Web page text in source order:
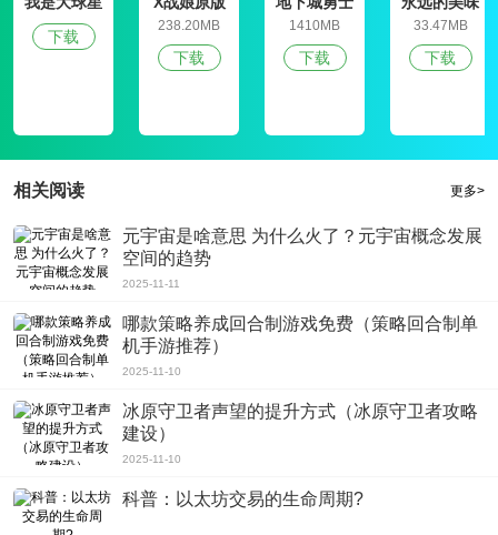
3、脱下铠甲，享受家庭幸福。培养孩子，分隔都城;搜索广场城市，结交美女!
下载
238.20MB
下载
官网版
1410MB
下载
星球4破解版
33.47MB
下载
相关阅读 更多>
元宇宙是啥意思 为什么火了？元宇宙概念发展
空间的趋势
2025-11-11
哪款策略养成回合制游戏免费（策略回合制单
机手游推荐）
2025-11-10
冰原守卫者声望的提升方式（冰原守卫者攻略
建设）
2025-11-10
科普：以太坊交易的生命周期?